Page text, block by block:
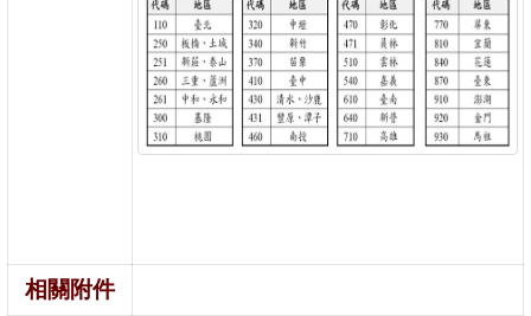
相關附件